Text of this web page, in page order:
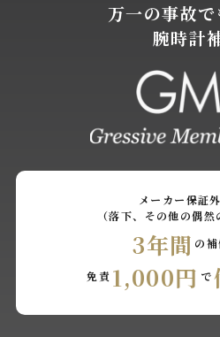
万一の事故で
腕時計
メーカー保証
（落下、その他の偶
3年間 の
免責 1,000円 で